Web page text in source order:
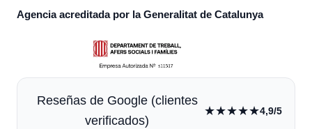
Agencia acreditada por la Generalitat de Catalunya
Reseñas de Google (clientes
verificados)
★★★★★4,9/5